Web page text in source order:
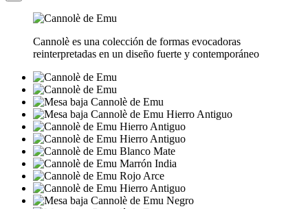
Cannolè es una colección de formas evocadoras
reinterpretadas en un diseño fuerte y contemporáneo